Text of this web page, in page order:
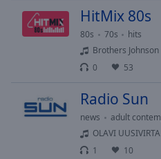
Opacity
HitMix 80s
80s 70s
hits
Brothers Johnson
0
53
Radio Sun
news
adult
OLAVI UUSIVIRTA - ENNEN KUIN TÄÄ
1
10